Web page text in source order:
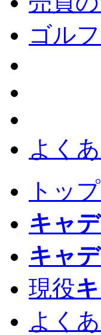
ゴル
よく
トッ
キャ
キャ
現役
よく